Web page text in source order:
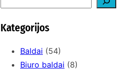
e
a
r
Kategorijos
Baldai (54)
Biuro baldai (8)